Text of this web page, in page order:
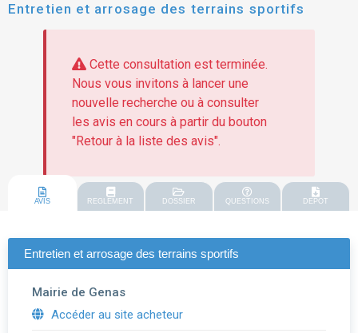
Entretien et arrosage des terrains sportifs
Cette consultation est terminée.
Nous vous invitons à lancer une
nouvelle recherche ou à consulter
les avis en cours à partir du bouton
"Retour à la liste des avis".
AVIS REGLEMENT DOSSIER QUESTIONS DEPOT
Entretien et arrosage des terrains sportifs
Mairie de Genas
Accéder au site acheteur